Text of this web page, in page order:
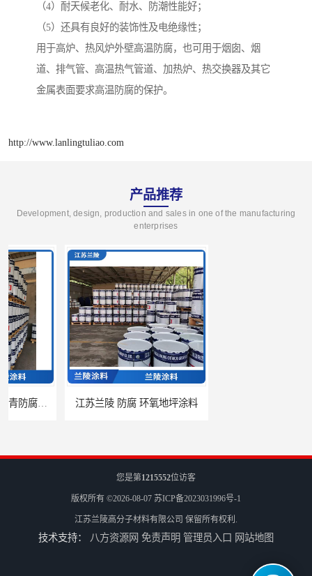
（4）耐天候老化、耐水、防潮性能好；
（5）还具有良好的装饰性及电绝缘性；
用于高炉、热风炉外壁高温防腐，也可用于烟囱、烟
道、排气管、高温热气管道、加热炉、热交换器及其它
金属表面要求高温防腐的保护。
http://www.lanlingtuliao.com
产品推荐
Development, design, production and sales in one of the manufacturing
enterprises
江苏兰陵 防腐 环氧地坪涂料
您是第1215552位访客
版权所有 ©2026-08-07 苏ICP备2023031996号-1
江苏兰陵高分子材料有限公司 保留所有权利.
技术支持： 八方资源网 免责声明 管理员入口 网站地图